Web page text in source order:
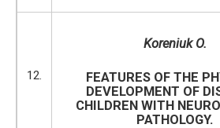
12.
Koreniuk O.
FEATURES OF THE
DEVELOPMENT OF
CHILDREN WITH
PATHOLOGY.